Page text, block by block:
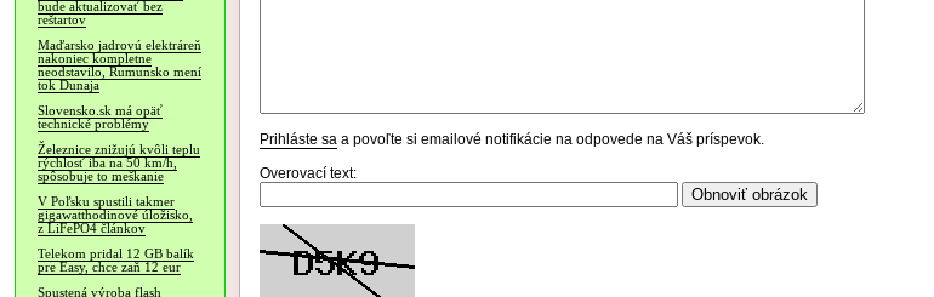
bude aktualizovať bez
reštartov
Maďarsko jadrovú elektráreň
nakoniec kompletne
neodstavilo, Rumunsko mení
tok Dunaja
Slovensko.sk má opäť
technické problémy
Železnice znižujú kvôli teplu
rýchlosť iba na 50 km/h,
spôsobuje to meškanie
V Poľsku spustili takmer
gigawatthodinové úložisko,
z LiFePO4 článkov
Telekom pridal 12 GB balík
pre Easy, chce zaň 12 eur
Spustená výroba flash
Prihláste sa a povoľte si emailové notifikácie na odpovede na Váš príspevok.
Overovací text: